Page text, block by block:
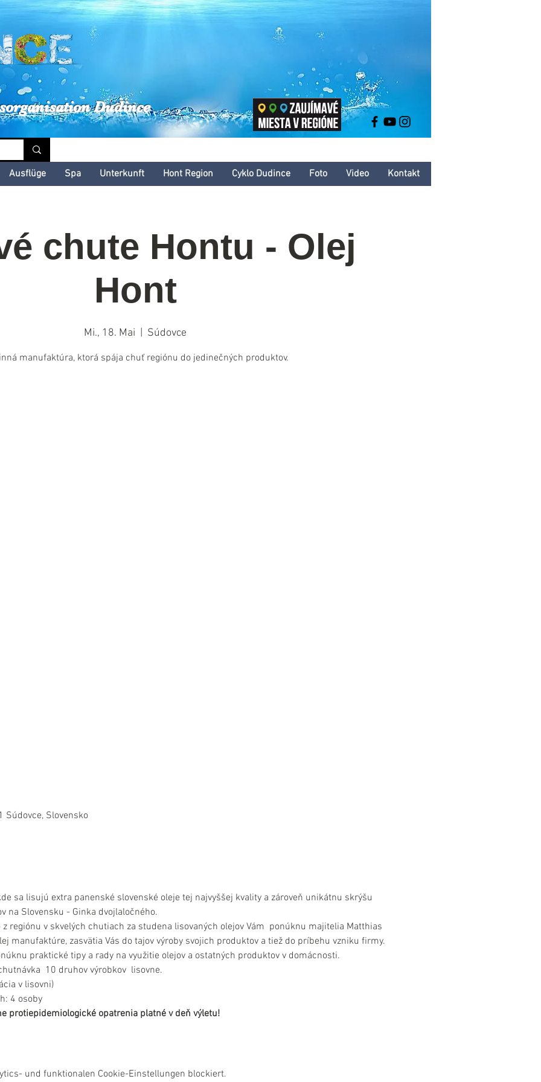
kultúrne leto
Dudince
Ausflüge Spa Unterkunft Hont Region Cyklo Dudince Foto Video Kontakt
chute Hontu - Olej
Hont
Mi., 18. Mai Súdovce
manufaktúra, ktorá spája chuť regiónu do jedinečných produktov.
Súdovce, Slovensko
sa lisujú extra panenské slovenské oleje tej najvyššej kvality a zároveň unikátnu skrýšu
na Slovensku - Ginka dvojlaločného.
regiónu v skvelých chutiach za studena lisovaných olejov Vám  ponúknu majitelia Matthias
manufaktúre, zasvätia Vás do tajov výroby svojich produktov a tiež do príbehu vzniku firmy.
praktické tipy a rady na využitie olejov a ostatných produktov v domácnosti.
10 druhov výrobkov  lisovne.
v lisovni)
4 osoby
protiepidemiologické opatrenia platné v deň výletu!
und funktionalen Cookie-Einstellungen blockiert.